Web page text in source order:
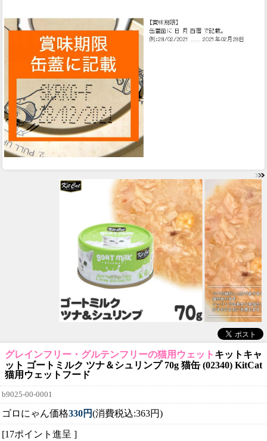
グレインフリー・グルテンフリーの猫用ウェット キットキャ
ット ゴートミルク ツナ＆シュリンプ 70g 猫缶 (02340) KitCat
猫用ウェットフード
b9025-00-0001
ゴロにゃん価格330円(消費税込:363円)
[17ポイント進呈 ]